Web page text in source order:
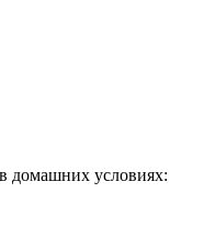
домашних условиях: